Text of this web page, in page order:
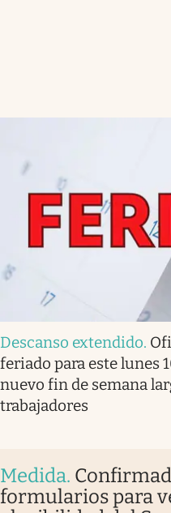
Descanso extendido.
feriado para este lunes
nuevo fin de semana
trabajadores
Medida.
formularios para